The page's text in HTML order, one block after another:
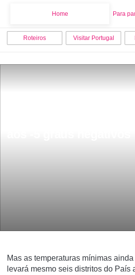
Home Para
Roteiros Visitar Portugal
Mas as temperaturas mínimas
levará mesmo seis distritos do País